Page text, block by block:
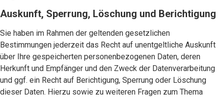
Auskunft, Sperrung, Löschung und Berichtigung
Sie haben im Rahmen der geltenden gesetzlichen
Bestimmungen jederzeit das Recht auf unentgeltliche Auskunft
über Ihre gespeicherten personenbezogenen Daten, deren
Herkunft und Empfänger und den Zweck der Datenverarbeitung
und ggf. ein Recht auf Berichtigung, Sperrung oder Löschung
dieser Daten. Hierzu sowie zu weiteren Fragen zum Thema